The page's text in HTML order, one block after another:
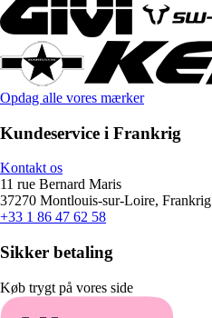
Opdag alle vores mærker
Kundeservice i Frankrig
Kontakt os
11 rue Bernard Maris
37270 Montlouis-sur-Loire, Frankrig
+33 1 86 47 62 58
Sikker betaling
Køb trygt på vores side